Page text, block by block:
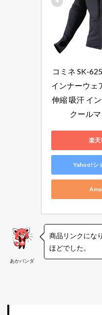
コミネ SK-
インナーウェ
伸縮 吸汗 イ
クール
楽天
Yahoo!シ
あかパンダ
商品リンクにな
ほどでした。